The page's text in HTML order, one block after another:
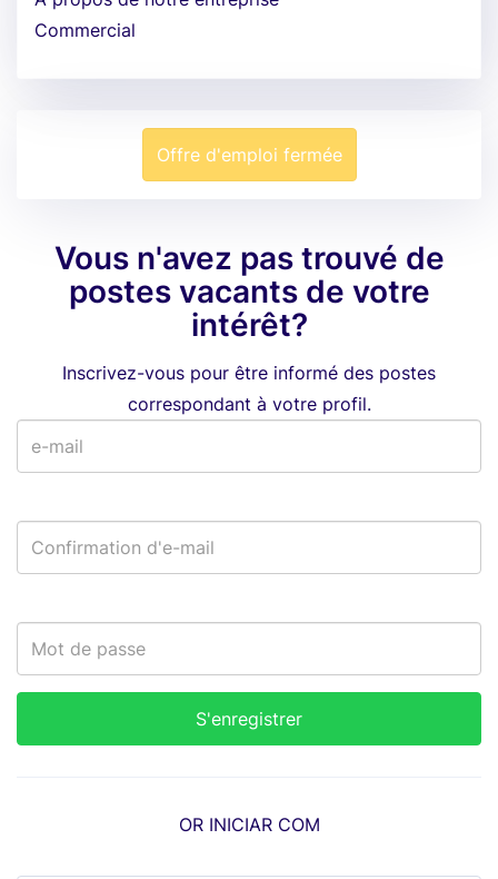
Commercial
Offre d'emploi fermée
Vous n'avez pas trouvé de
postes vacants de votre
intérêt?
Inscrivez-vous pour être informé des postes
correspondant à votre profil.
OR INICIAR COM